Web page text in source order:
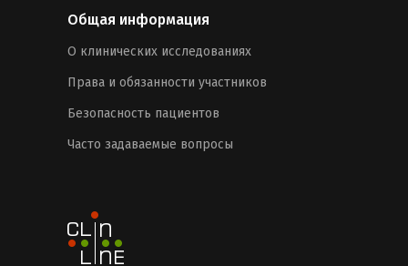
Общая информация
О клинических исследованиях
Права и обязанности участников
Безопасность пациентов
Часто задаваемые вопросы